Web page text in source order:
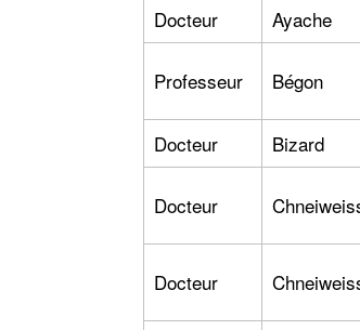
Docteur
Ayache
Professeur Bégon
Docteur
Bizard
Docteur
Docteur